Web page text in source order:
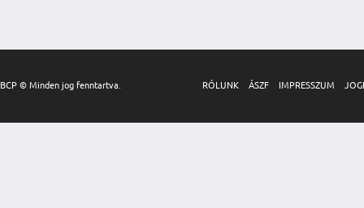
BCP © Minden jog fenntartva. RÓLUNK ÁSZF IMPRESSZUM